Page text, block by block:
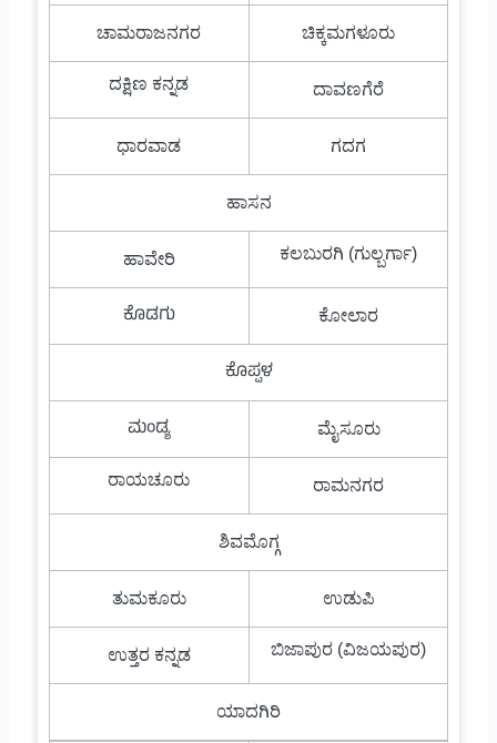
ಚಾಮರಾಜನಗರ ಚಿಕ್ಕಮಗಳೂರು
ದಕ್ಷಿಣ ಕನ್ನಡ ದಾವಣಗೆರೆ
ಧಾರವಾಡ ಗದಗ
ಹಾಸನ
ಹಾವೇರಿ ಕಲಬುರಗಿ (ಗುಲ್ಬರ್ಗಾ)
ಕೊಡಗು ಕೋಲಾರ
ಕೊಪ್ಪಳ
ಮಂಡ್ಯ
ಮೈಸೂರು
ರಾಯಚೂರು ರಾಮನಗರ
ಶಿವಮೊಗ್ಗ
ತುಮಕೂರು ಉಡುಪಿ
ಉತ್ತರ ಕನ್ನಡ ಬಿಜಾಪುರ (ವಿಜಯಪುರ)
ಯಾದಗಿರಿ